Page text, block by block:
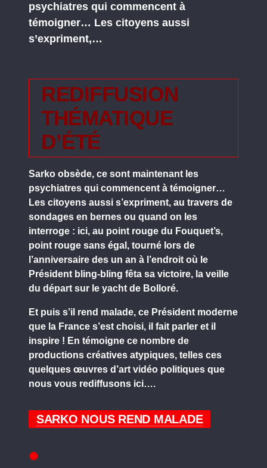
psychiatres qui commencent à
témoigner… Les citoyens aussi
s’expriment,…
REDIFFUSION
THÉMATIQUE
D’ÉTÉ
Sarko obsède, ce sont maintenant les
psychiatres qui commencent à témoigner…
Les citoyens aussi s’expriment, au travers de
sondages en bernes ou quand on les
interroge : ici, au point rouge du Fouquet’s,
point rouge sans égal, tourné lors de
l’anniversaire des un an à l’endroit où le
Président bling-bling fêta sa victoire, la veille
du départ sur le yacht de Bolloré.
Et puis s’il rend malade, ce Président moderne
que la France s’est choisi, il fait parler et il
inspire ! En témoigne ce nombre de
productions créatives atypiques, telles ces
quelques œuvres d’art vidéo politiques que
nous vous rediffusons ici….
SARKO NOUS REND MALADE